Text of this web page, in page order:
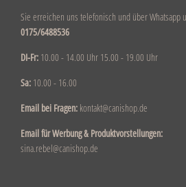
Sie erreichen uns telefonisch und über Whatsapp
0175/6488536
DI-Fr: 10.00 - 14.00 Uhr 15.00 - 19.00 Uhr
Sa: 10.00 - 16.00
Email bei Fragen: kontakt@canishop.de
Email für Werbung & Produktvorstellungen:
sina.rebel@canishop.de